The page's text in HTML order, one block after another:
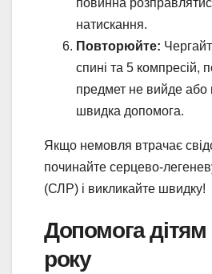
повинна
натискання.
Повторюйте:
спині та 5 компресій,
предмет не вийде або
швидка допомога.
Якщо немовля втрачає
починайте серцево-
(СЛР) і викликайте швидку!
Допомога дітям
року